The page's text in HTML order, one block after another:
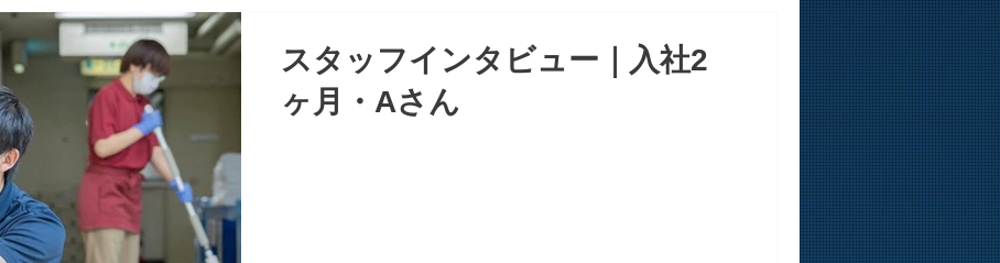
スタッフインタビュー｜入社2
ヶ月・Aさん